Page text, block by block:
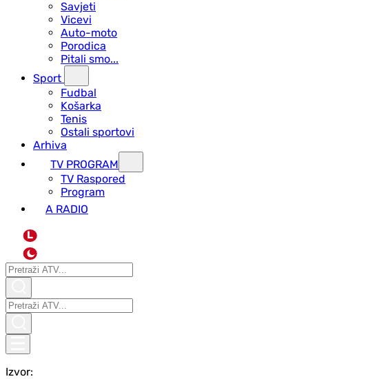
Savjeti
Vicevi
Auto-moto
Porodica
Pitali smo...
Sport
Fudbal
Košarka
Tenis
Ostali sportovi
Arhiva
TV PROGRAM
ТV Raspored
Program
A RADIO
L
Izvor: